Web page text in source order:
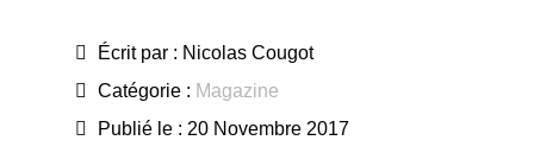
Écrit par : Nicolas Cougot
Catégorie : Magazine
Publié le : 20 Novembre 2017